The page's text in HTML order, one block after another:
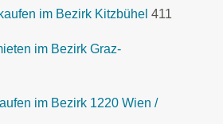
im Bezirk Kitzbühel 411
im Bezirk Graz-
im Bezirk 1220 Wien /